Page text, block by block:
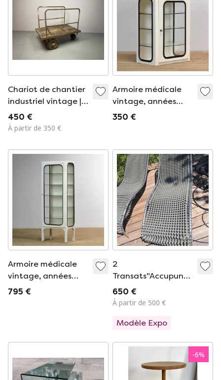
Chariot de chantier
industriel vintage |
Inconnu | Années
1950. Réf. : CT1003
450 €
À partir de 350 €
Armoire médicale
vintage, années
1970
350 €
Armoire médicale
vintage, années
1970
795 €
2
Transats"Accupunto
"Yos et Léonard "
650 €
À partir de 500 €
Modèle Expo
-6%